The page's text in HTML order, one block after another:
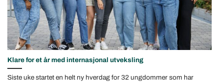
Klare for et år med internasjonal utveksling
Siste uke startet en helt ny hverdag for 32 ungdommer som har